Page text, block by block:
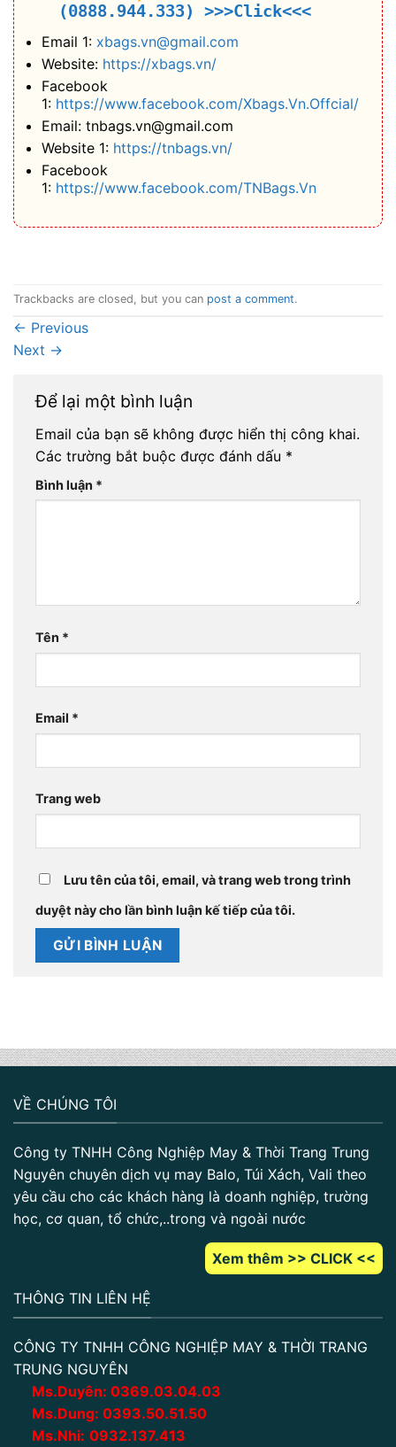
(0888.944.333) >>>Click<<<
Email 1: xbags.vn@gmail.com
Website: https://xbags.vn/
Facebook
1: https://www.facebook.com/Xbags.Vn.Offcial/
Email: tnbags.vn@gmail.com
Website 1: https://tnbags.vn/
Facebook
1: https://www.facebook.com/TNBags.Vn
Trackbacks are closed, but you can post a comment.
← Previous
Next →
Để lại một bình luận
Email của bạn sẽ không được hiển thị công khai.
Các trường bắt buộc được đánh dấu *
Bình luận *
Tên *
Email *
Trang web
Lưu tên của tôi, email, và trang web trong trình
duyệt này cho lần bình luận kế tiếp của tôi.
VỀ CHÚNG TÔI
Công ty TNHH Công Nghiệp May & Thời Trang Trung
Nguyên chuyên dịch vụ may Balo, Túi Xách, Vali theo
yêu cầu cho các khách hàng là doanh nghiệp, trường
học, cơ quan, tổ chức,..trong và ngoài nước
Xem thêm >> CLICK <<
THÔNG TIN LIÊN HỆ
CÔNG TY TNHH CÔNG NGHIỆP MAY & THỜI TRANG
TRUNG NGUYÊN
Ms.Duyên: 0369.03.04.03
Ms.Dung: 0393.50.51.50
Ms.Nhi: 0932.137.413